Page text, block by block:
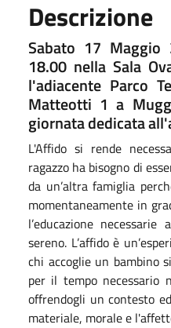
Descrizione
Sabato 17
18.00 nella Sala
l'adiacente Parco
Matteotti 1 a
giornata dedicata
L'Affido si rende
ragazzo ha bisogno di
da un’altra famiglia
momentaneamente in
l’educazione
sereno. L’affido è
chi accoglie un bambino
per il tempo necessario
offrendogli un contesto
materiale, morale e